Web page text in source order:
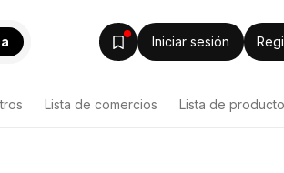
Iniciar sesión
Lista de comercios Lista de